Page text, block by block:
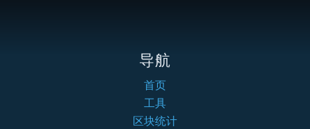
导航
首页
工具
区块统计